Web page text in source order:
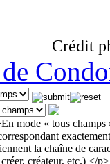
Crédit